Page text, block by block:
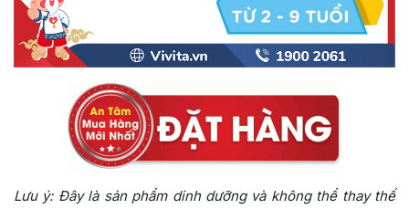
Lưu ý: Đây là sản phẩm dinh dưỡng và không thể thay thế